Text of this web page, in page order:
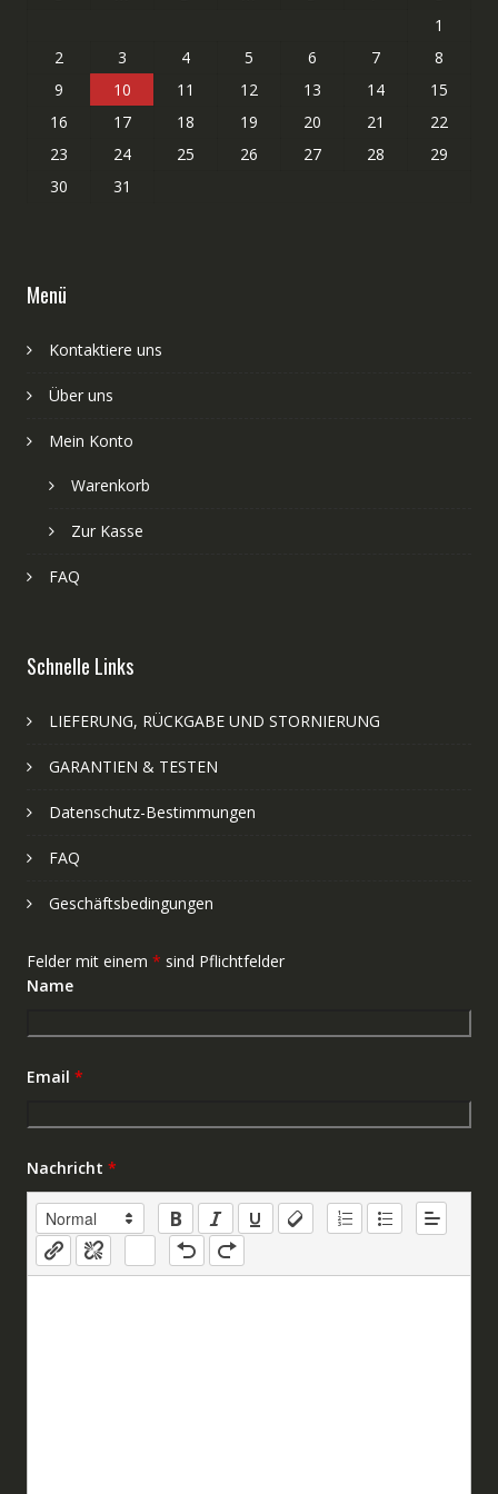
1
2
3 4 5 6 7
8
9
10 11 12 13 14
15
16
17 18 19 20 21
22
23
24 25 26 27 28
29
30
31
Menü
Kontaktiere uns
Über uns
Mein Konto
Warenkorb
Zur Kasse
FAQ
Schnelle Links
LIEFERUNG, RÜCKGABE UND STORNIERUNG
GARANTIEN & TESTEN
Datenschutz-Bestimmungen
FAQ
Geschäftsbedingungen
Felder mit einem * sind Pflichtfelder
Name
Email *
Nachricht *